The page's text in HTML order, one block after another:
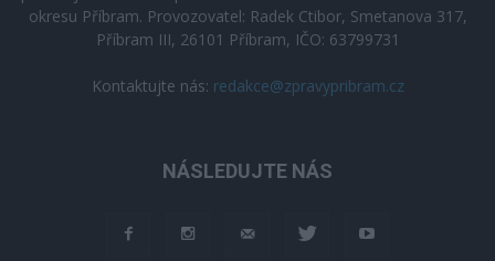
okresu Příbram. Provozovatel: Radek Ctibor, Smetanova 317,
Příbram III, 26101 Příbram, IČO: 63799731
Kontaktujte nás: redakce@zpravypribram.cz
NÁSLEDUJTE NÁS